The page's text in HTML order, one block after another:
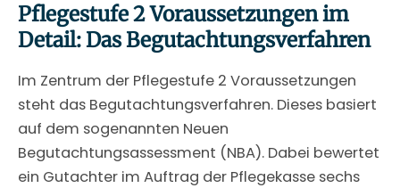
Pflegestufe 2 Voraussetzungen im
Detail: Das Begutachtungsverfahren
Im Zentrum der Pflegestufe 2 Voraussetzungen
steht das Begutachtungsverfahren. Dieses basiert
auf dem sogenannten Neuen
Begutachtungsassessment (NBA). Dabei bewertet
ein Gutachter im Auftrag der Pflegekasse sechs